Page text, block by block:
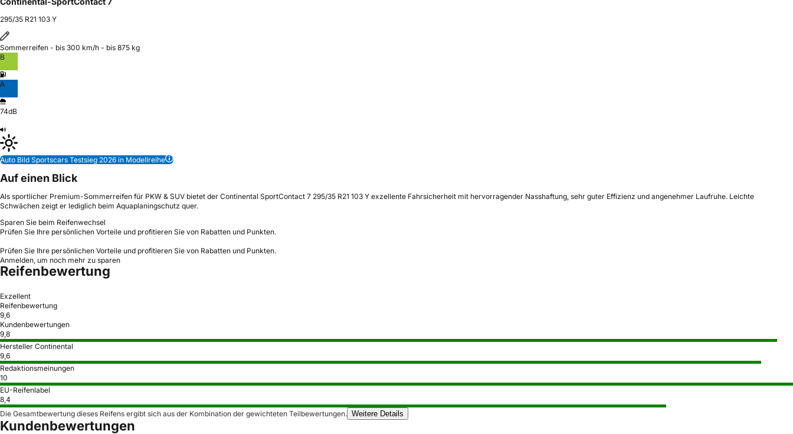
295/35 R21 103 Y
Sommerreifen - bis 300 km/h - bis 875 kg
B
A
74dB
Auto Bild Sportscars Testsieg 2026 in Modellreihe
Auf einen Blick
Als sportlicher Premium-Sommerreifen für PKW & SUV bietet der Continental SportContact 7 295/35 R21 103 Y exzellente Fahrsicherheit mit hervorragender Nasshaftung, sehr guter Effizienz und angenehmer Laufruhe. Leichte
Schwächen zeigt er lediglich beim Aquaplaningschutz quer.
Sparen Sie beim Reifenwechsel
Prüfen Sie Ihre persönlichen Vorteile und profitieren Sie von Rabatten und Punkten.
Prüfen Sie Ihre persönlichen Vorteile und profitieren Sie von Rabatten und Punkten.
Anmelden, um noch mehr zu sparen
Reifenbewertung
Exzellent
Reifenbewertung
9,6
Kundenbewertungen
9,8
Hersteller Continental
9,6
Redaktionsmeinungen
10
EU-Reifenlabel
8,4
Die Gesamtbewertung dieses Reifens ergibt sich aus der Kombination der gewichteten Teilbewertungen. Weitere Details
Kundenbewertungen